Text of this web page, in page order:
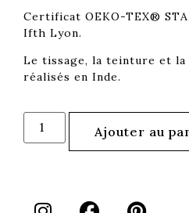
Certificat OEKO-TEX®
Ifth Lyon.
Le tissage, la teinture et
réalisés en Inde.
Ajouter au